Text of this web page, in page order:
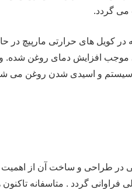
می گردد.
کویل های حرارتی مارپیچ در
موجب افزایش دمای روغن شده.
و اسیدی شدن روغن می
در طراحی و ساخت آن از اهمیت
گردد . متاسفانه تاکنون